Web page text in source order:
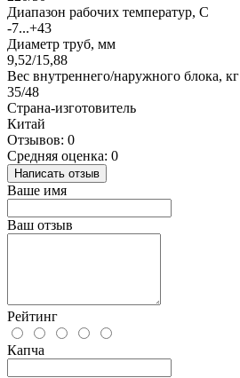
Диапазон рабочих температур, С
-7...+43
Диаметр труб, мм
9,52/15,88
Вес внутреннего/наружного блока, кг
35/48
Страна-изготовитель
Китай
Отзывов: 0
Средняя оценка: 0
Написать отзыв
Ваше имя
Ваш отзыв
Рейтинг
Капча